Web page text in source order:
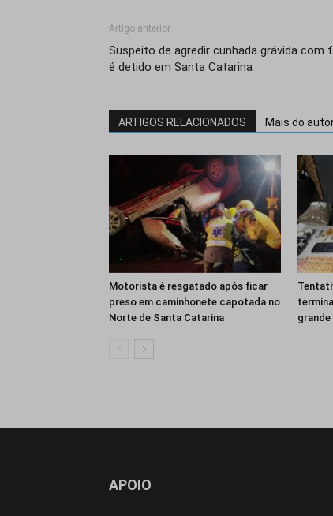
Artigo anterior
Suspeito de agredir cunhada grávida com
é detido em Santa Catarina
ARTIGOS RELACIONADOS Mais do
Motorista é resgatado após ficar
preso em caminhonete capotada no
Norte de Santa Catarina
grande
APOIO